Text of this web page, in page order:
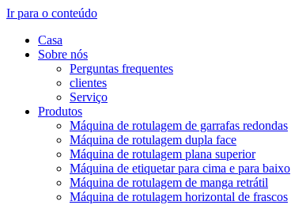
Ir para o conteúdo
Casa
Sobre nós
Perguntas frequentes
clientes
Serviço
Produtos
Máquina de rotulagem de garrafas redondas
Máquina de rotulagem dupla face
Máquina de rotulagem plana superior
Máquina de etiquetar para cima e para baixo
Máquina de rotulagem de manga retrátil
Máquina de rotulagem horizontal de frascos